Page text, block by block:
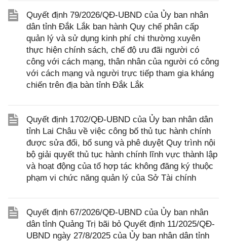
Quyết định 79/2026/QĐ-UBND của Ủy ban nhân
dân tỉnh Đắk Lắk ban hành Quy chế phân cấp
quản lý và sử dụng kinh phí chi thường xuyên
thực hiện chính sách, chế độ ưu đãi người có
công với cách mạng, thân nhân của người có công
với cách mạng và người trực tiếp tham gia kháng
chiến trên địa bàn tỉnh Đắk Lắk
Quyết định 1702/QĐ-UBND của Ủy ban nhân dân
tỉnh Lai Châu về việc công bố thủ tục hành chính
được sửa đổi, bổ sung và phê duyệt Quy trình nội
bộ giải quyết thủ tục hành chính lĩnh vực thành lập
và hoạt động của tổ hợp tác không đăng ký thuộc
phạm vi chức năng quản lý của Sở Tài chính
Quyết định 67/2026/QĐ-UBND của Ủy ban nhân
dân tỉnh Quảng Trị bãi bỏ Quyết định 11/2025/QĐ-
UBND ngày 27/8/2025 của Ủy ban nhân dân tỉnh